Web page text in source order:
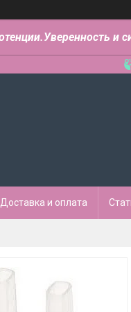
и
Доставка и оплата